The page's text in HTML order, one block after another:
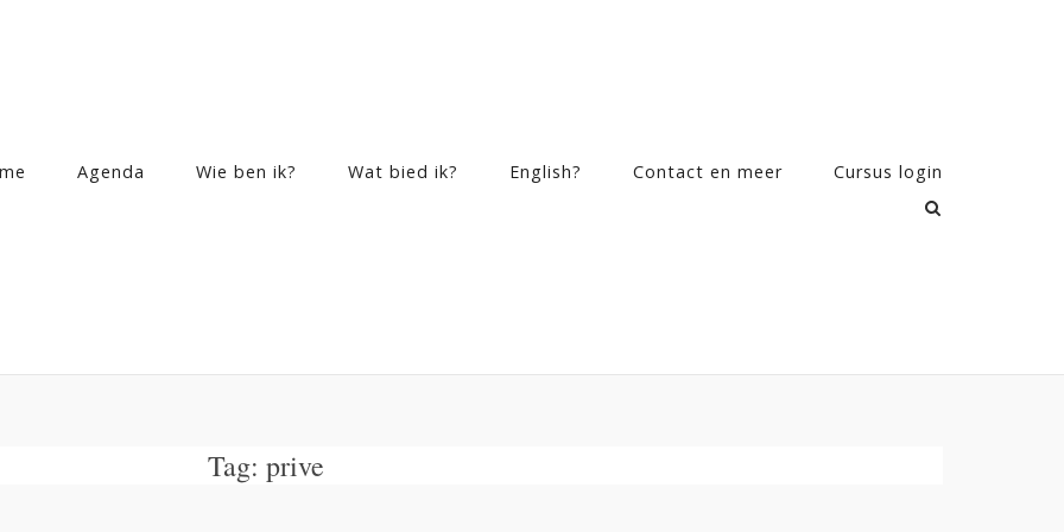
Agenda Wie ben ik? Wat bied ik? English? Contact en meer Cursus login
Tag: prive